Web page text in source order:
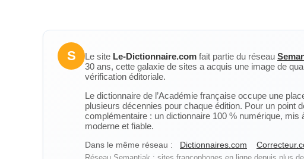
S Le site Le-Dictionnaire.com fait partie du réseau
30 ans, cette galaxie de sites a acquis une image de
vérification éditoriale.
Le dictionnaire de l’Académie française occupe une
plusieurs décennies pour chaque édition. Pour un point
complémentaire : un dictionnaire 100 % numérique, mis
moderne et fiable.
Dans le même réseau : Dictionnaires.com